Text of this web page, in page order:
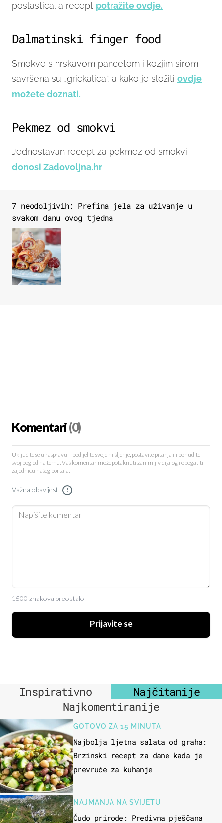
poslastica, a recept potražite ovdje.
Dalmatinski finger food
Smokve s hrskavom pancetom i kozjim sirom
savršena su „grickalica“, a kako je složiti ovdje
možete doznati.
Pekmez od smokvi
Jednostavan recept za pekmez od smokvi
donosi Zadovoljna.hr
7 neodoljivih: Prefina jela za uživanje u
svakom danu ovog tjedna
Komentari(0)
Uključite se u raspravu – podijelite svoje mišljenje, postavite pitanja ili ponudite
svoj pogled na temu. Vaš komentar može potaknuti zanimljiv dijalog i obogatiti
zajednicu našeg portala.
Važna obavijest !
1500 znakova preostalo
Prijavite se
Inspirativno
Najčitanije
Najkomentiranije
GOTOVO ZA 15 MINUTA
Najbolja ljetna salata od graha:
Brzinski recept za dane kada je
prevruće za kuhanje
NAJMANJA NA SVIJETU
Čudo prirode: Predivna pješčana